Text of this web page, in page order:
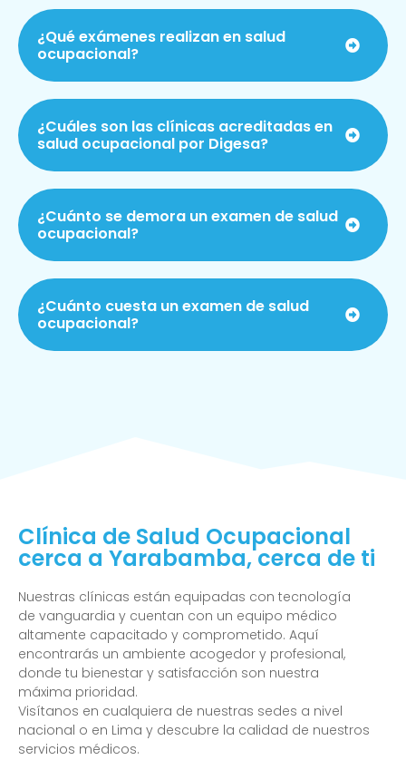
¿Qué exámenes realizan en salud
ocupacional?
¿Cuáles son las clínicas acreditadas en
salud ocupacional por Digesa?
¿Cuánto se demora un examen de salud
ocupacional?
¿Cuánto cuesta un examen de salud
ocupacional?
Clínica de Salud Ocupacional
cerca a Yarabamba, cerca de ti
Nuestras clínicas están equipadas con tecnología
de vanguardia y cuentan con un equipo médico
altamente capacitado y comprometido. Aquí
encontrarás un ambiente acogedor y profesional,
donde tu bienestar y satisfacción son nuestra
máxima prioridad.
Visítanos en cualquiera de nuestras sedes a nivel
nacional o en Lima y descubre la calidad de nuestros
servicios médicos.